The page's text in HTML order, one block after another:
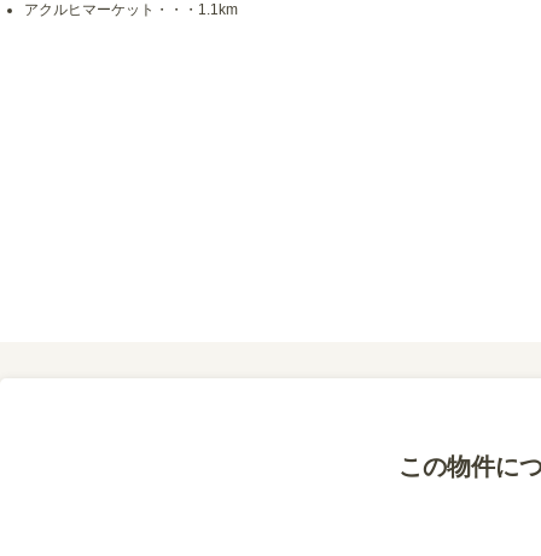
アクルヒマーケット・・・1.1km
この物件に